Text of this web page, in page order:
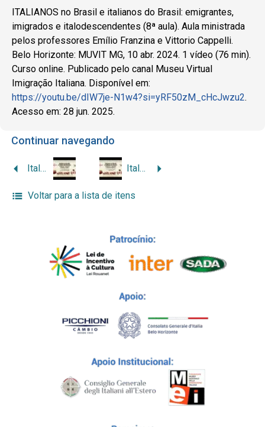
ITALIANOS no Brasil e italianos do Brasil: emigrantes,
imigrados e italodescendentes (8ª aula). Aula ministrada
pelos professores Emílio Franzina e Vittorio Cappelli.
Belo Horizonte: MUVIT MG, 10 abr. 2024. 1 vídeo (76 min).
Curso online. Publicado pelo canal Museu Virtual
Imigração Italiana. Disponível em:
https://youtu.be/dIW7je-N1w4?si=yRF50zM_cHcJwzu2.
Acesso em: 28 jun. 2025.
Continuar navegando
Italiani in Brasile e italiani del Brasile: emigranti, immigrati e discendenti (8ª lezione) Italianos no Brasil e italianos do Brasil: emigrantes, imigrados e italodescendentes (7ª aula)
Voltar para a lista de itens